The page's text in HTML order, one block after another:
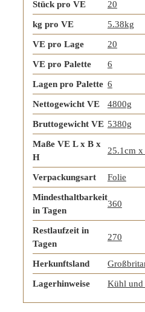
Stück pro VE 20
kg pro VE 5.38kg
VE pro Lage 20
VE pro Palette 6
Lagen pro Palette 6
Nettogewicht VE 4800g
Bruttogewicht VE 5380g
Maße VE L x B x
H
25.1cm
Verpackungsart Folie
Mindesthaltbarkeit
in Tagen
360
Restlaufzeit in
Tagen
270
Herkunftsland
Lagerhinweise Kühl und